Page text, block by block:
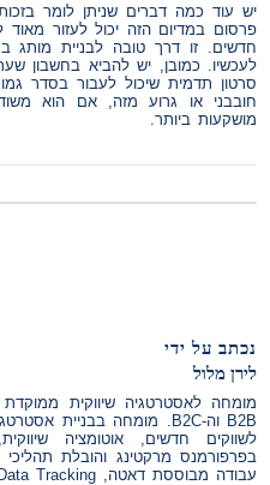
יש עוד כמה דברים שניתן לומר
פרסום במדיום הזה יכול לעזור
חדשים. זו דרך טובה לבניית מותג
לעכשיו. כמובן, יש להביא בחשבון
סרטון תדמית שיכול לעבור בסדר
חובבני או גרוע מזה, אם הוא
מושקעות ביותר.
נכתב על ידי
לירן מלול
מומחה לאסטרטגיה שיווקית
בפרפורמנס מרקטינג והובלת
עבודה מבוססת דאטה, Data Tracking וניהול פעילות שיווקית מקצה לקצה.